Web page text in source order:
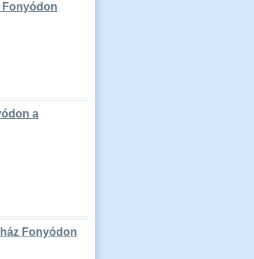
Fonyódon
a
Fonyódon